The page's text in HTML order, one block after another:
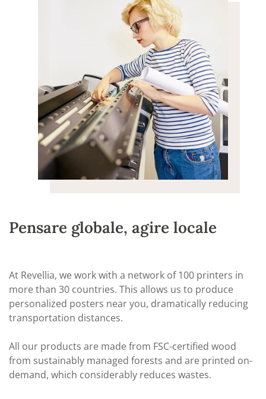
Pensare globale, agire locale
At Revellia, we work with a network of 100 printers in
more than 30 countries. This allows us to produce
personalized posters near you, dramatically reducing
transportation distances.
All our products are made from FSC-certified wood
from sustainably managed forests and are printed on-
demand, which considerably reduces wastes.